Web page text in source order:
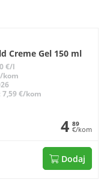
Creme Gel 150 ml
€/l
kom
7,59 €/kom
4 89
€/kom
Dodaj